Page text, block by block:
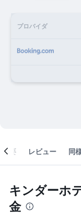
プロバイダ
概要 レビュー 同
キンダーホ
金